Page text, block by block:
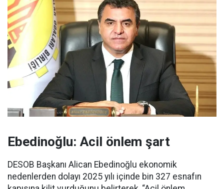
Ebedinoğlu: Acil önlem şart
DESOB Başkanı Alican Ebedinoğlu ekonomik
nedenlerden dolayı 2025 yılı içinde bin 327 esnafın